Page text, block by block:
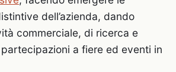
dell’azienda, dando
commerciale, di ricerca e
a fiere ed eventi in